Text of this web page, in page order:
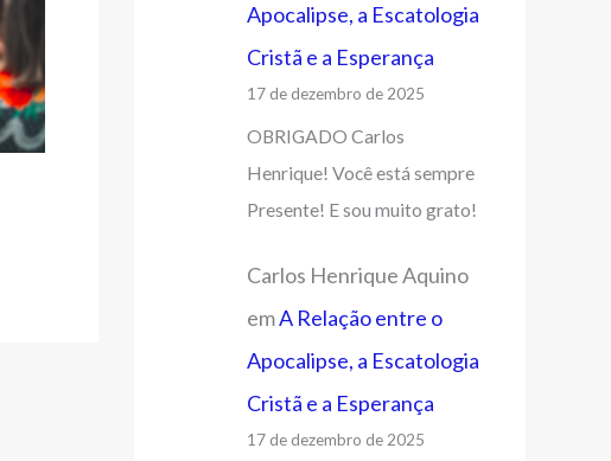
Apocalipse, a Escatologia
Cristã e a Esperança
17 de dezembro de 2025
OBRIGADO Carlos
Henrique! Você está sempre
Presente! E sou muito grato!
Carlos Henrique Aquino
emA Relação entre o
Apocalipse, a Escatologia
Cristã e a Esperança
17 de dezembro de 2025